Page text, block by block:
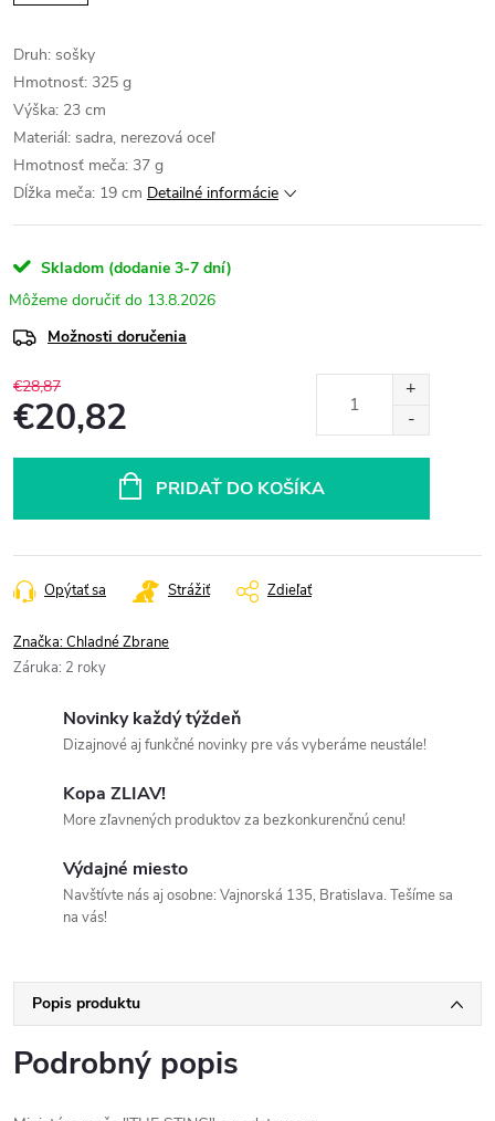
Druh: sošky
Hmotnosť: 325 g
Výška: 23 cm
Materiál: sadra, nerezová oceľ
Hmotnosť meča: 37 g
Dĺžka meča: 19 cm Detailné informácie
Skladom (dodanie 3-7 dní)
13.8.2026
Možnosti doručenia
€28,87
€20,82
PRIDAŤ DO KOŠÍKA
Opýtať sa Strážiť Zdieľať
Značka:Chladné Zbrane
Záruka: 2 roky
Novinky každý týždeň
Dizajnové aj funkčné novinky pre vás vyberáme neustále!
Kopa ZLIAV!
More zľavnených produktov za bezkonkurenčnú cenu!
Výdajné miesto
Navštívte nás aj osobne: Vajnorská 135, Bratislava. Tešíme sa
na vás!
Popis produktu
Podrobný popis